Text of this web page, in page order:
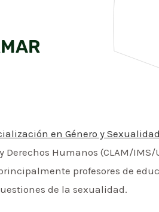
en Género y Sexualidad
Humanos (CLAM/IMS/
profesores de
de la sexualidad.